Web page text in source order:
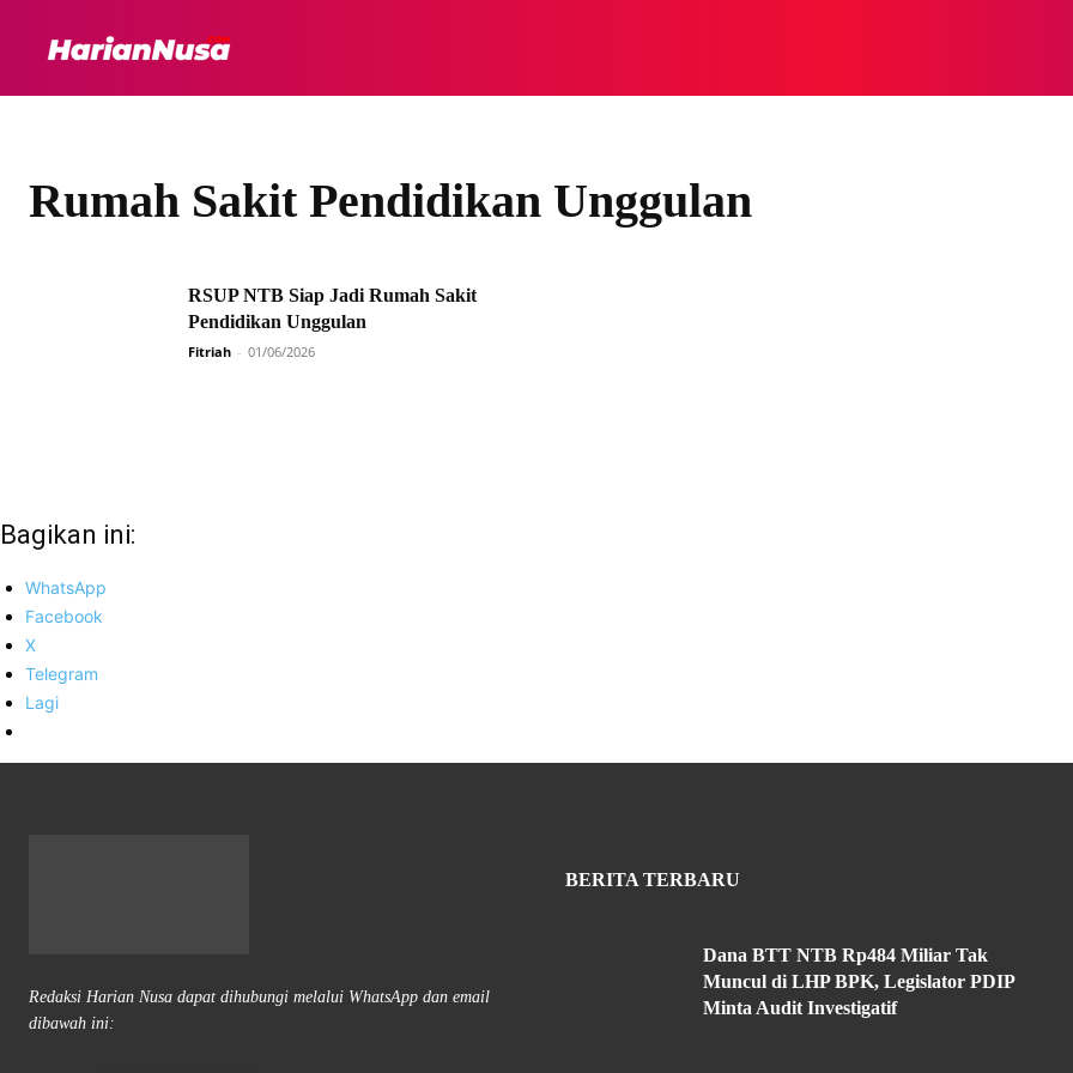
Rumah Sakit Pendidikan Unggulan
RSUP NTB Siap Jadi Rumah Sakit
Pendidikan Unggulan
Fitriah - 01/06/2026
Bagikan ini:
WhatsApp
Facebook
X
Telegram
Lagi
Redaksi Harian Nusa dapat dihubungi melalui WhatsApp dan email
dibawah ini:
BERITA TERBARU
Dana BTT NTB Rp484 Miliar Tak
Muncul di LHP BPK, Legislator PDIP
Minta Audit Investigatif